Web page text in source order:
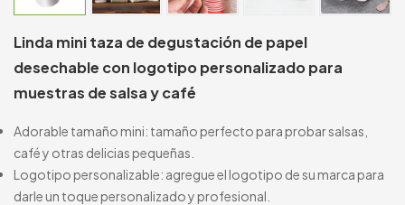
Linda mini taza de degustación de papel
desechable con logotipo personalizado para
muestras de salsa y café
Adorable tamaño mini: tamaño perfecto para probar salsas,
café y otras delicias pequeñas.
Logotipo personalizable: agregue el logotipo de su marca para
darle un toque personalizado y profesional.